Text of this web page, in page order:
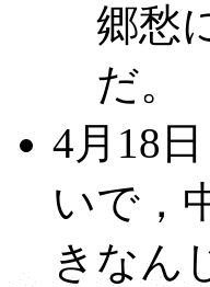
郷愁
だ。
4月18
いで，
きなん